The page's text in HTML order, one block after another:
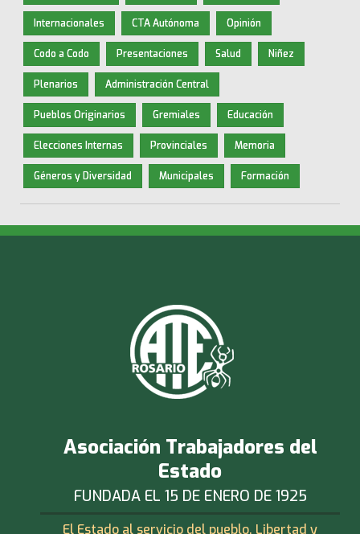
Internacionales CTA Autónoma Opinión
Codo a Codo Presentaciones Salud Niñez
Plenarios Administración Central
Pueblos Originarios Gremiales Educación
Elecciones Internas Provinciales Memoria
Géneros y Diversidad Municipales Formación
Asociación Trabajadores del
Estado
FUNDADA EL 15 DE ENERO DE 1925
El Estado al servicio del pueblo. Libertad y